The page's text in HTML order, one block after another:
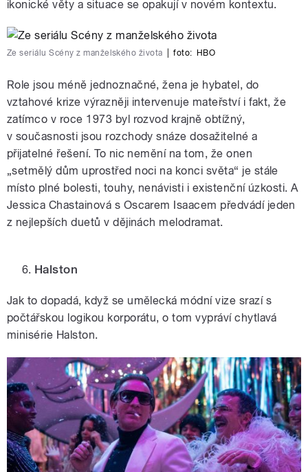
ikonické věty a situace se opakují v novém kontextu.
Ze seriálu Scény z manželského života foto: HBO
Role jsou méně jednoznačné, žena je hybatel, do
vztahové krize výrazněji intervenuje mateřství i fakt, že
zatímco v roce 1973 byl rozvod krajně obtížný,
v současnosti jsou rozchody snáze dosažitelné a
přijatelné řešení. To nic nemění na tom, že onen
„setmělý dům uprostřed noci na konci světa“ je stále
místo plné bolesti, touhy, nenávisti i existenční úzkosti. A
Jessica Chastainová s Oscarem Isaacem předvádí jeden
z nejlepších duetů v dějinách melodramat.
Halston
Jak to dopadá, když se umělecká módní vize srazí s
počtářskou logikou korporátu, o tom vypráví chytlavá
minisérie Halston.